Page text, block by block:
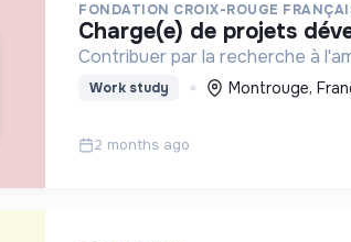
FONDATION CROIX-ROUGE
charge(e) de projets
Contribuer par la recherche à
Work study Montrouge,
2 months ago